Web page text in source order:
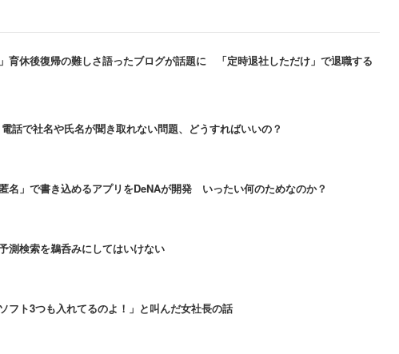
する」
が群馬にあって、あの漫画と映画以降社名を名乗るの
たことあった」
ロウさんの漫画「モテキ」を連想してしまう。しかし「株
社、「株式会社モテキ」は社長の苗字が「茂木（もて
かこのように受け取られるとは」と思うだろう、偶然的お
例として、ヤバイ仮面率いるヒーローショーに特化した総
結社」や、バズらせることを専門にしたクリエイティブ＆
ど、会社の特性を意図的にインパクトあふれる名前にした
育休後復帰の難しさ語ったブログが話題に 「定時退社しただけ」で退職する
話で社名や氏名が聞き取れない問題、どうすればいいの？
名」で書き込めるアプリをDeNAが開発 いったい何のためなのか？
測検索を鵜呑みにしてはいけない
フト3つも入れてるのよ！」と叫んだ女社長の話